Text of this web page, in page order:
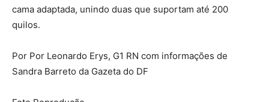
cama adaptada, unindo duas que suportam até 200
quilos.
Por Por Leonardo Erys, G1 RN com informações de
Sandra Barreto da Gazeta do DF